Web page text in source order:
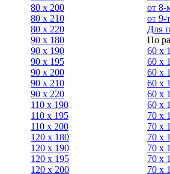
80 х 200
80 x 210
80 x 220
90 x 180
90 х 190
90 х 195
90 х 200
90 x 210
90 x 220
110 x 190
110 x 195
110 x 200
120 x 180
120 х 190
120 х 195
120 х 200
от 8-
от 9-
Для
По
60 х
60 х
60 х
60 х
60 х
60 х
70 х
70 х
70 х
70 х
70 х
70 х